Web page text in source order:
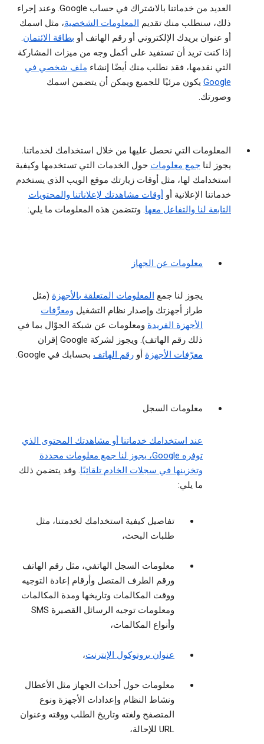
العديد من خدماتنا بالاشتراك في حساب Google. وعند إجراء
ذلك، سنطلب منك تقديم المعلومات الشخصية، مثل اسمك
أو عنوان بريدك الإلكتروني أو رقم الهاتف أو بطاقة الائتمان.
إذا كنت تريد أن تستفيد على أكمل وجه من ميزات المشاركة
التي نقدمها، فقد نطلب منك أيضًا إنشاء ملف شخصي في
Google يكون مرئيًا للجميع ويمكن أن يتضمن اسمك
وصورتك.
المعلومات التي نحصل عليها من خلال استخدامك لخدماتنا.
يجوز لنا جمع معلومات حول الخدمات التي تستخدمها وكيفية
استخدامك لها، مثل أوقات زيارتك موقع الويب الذي يستخدم
خدماتنا الإعلانية أو أوقات مشاهدتك لإعلاناتنا والمحتويات
التابعة لنا والتفاعل معها. وتتضمن هذه المعلومات ما يلي:
معلومات عن الجهاز
يجوز لنا جمع المعلومات المتعلقة بالأجهزة (مثل
طراز أجهزتك وإصدار نظام التشغيل ومعرِّفات
الأجهزة الفريدة ومعلومات عن شبكة الجوّال بما في
ذلك رقم الهاتف). ويجوز لشركة Google إقران
معرّفات الأجهزة أو رقم الهاتف بحسابك في Google.
معلومات السجل
عند استخدامك خدماتنا أو مشاهدتك المحتوى الذي
توفره Google، يجوز لنا جمع معلومات محددة
وتخزينها في سجلات الخادم تلقائيًا. وقد يتضمن ذلك
ما يلي:
تفاصيل كيفية استخدامك لخدمتنا، مثل
طلبات البحث،
معلومات السجل الهاتفي، مثل رقم الهاتف
ورقم الطرف المتصل وأرقام إعادة التوجيه
ووقت المكالمات وتاريخها ومدة المكالمات
ومعلومات توجيه الرسائل القصيرة SMS
وأنواع المكالمات،
عنوان بروتوكول الإنترنت،
معلومات حول أحداث الجهاز مثل الأعطال
ونشاط النظام وإعدادات الأجهزة ونوع
المتصفح ولغته وتاريخ الطلب ووقته وعنوان
URL للإحالة،